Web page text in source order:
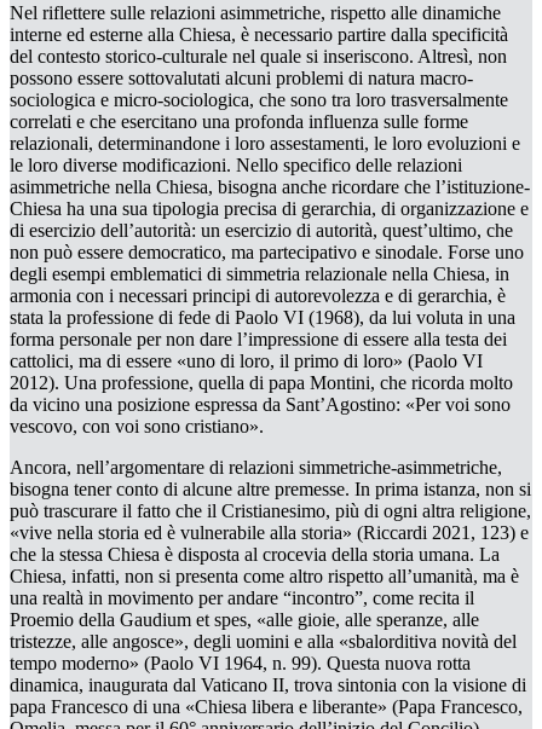
Nel riflettere sulle relazioni asimmetriche, rispetto alle dinamiche
interne ed esterne alla Chiesa, è necessario partire dalla specificità
del contesto storico-culturale nel quale si inseriscono. Altresì, non
possono essere sottovalutati alcuni problemi di natura macro-
sociologica e micro-sociologica, che sono tra loro trasversalmente
correlati e che esercitano una profonda influenza sulle forme
relazionali, determinandone i loro assestamenti, le loro evoluzioni e
le loro diverse modificazioni. Nello specifico delle relazioni
asimmetriche nella Chiesa, bisogna anche ricordare che l’istituzione-
Chiesa ha una sua tipologia precisa di gerarchia, di organizzazione e
di esercizio dell’autorità: un esercizio di autorità, quest’ultimo, che
non può essere democratico, ma partecipativo e sinodale. Forse uno
degli esempi emblematici di simmetria relazionale nella Chiesa, in
armonia con i necessari principi di autorevolezza e di gerarchia, è
stata la professione di fede di Paolo VI (1968), da lui voluta in una
forma personale per non dare l’impressione di essere alla testa dei
cattolici, ma di essere «uno di loro, il primo di loro» (Paolo VI
2012). Una professione, quella di papa Montini, che ricorda molto
da vicino una posizione espressa da Sant’Agostino: «Per voi sono
vescovo, con voi sono cristiano».
Ancora, nell’argomentare di relazioni simmetriche-asimmetriche,
bisogna tener conto di alcune altre premesse. In prima istanza, non si
può trascurare il fatto che il Cristianesimo, più di ogni altra religione,
«vive nella storia ed è vulnerabile alla storia» (Riccardi 2021, 123) e
che la stessa Chiesa è disposta al crocevia della storia umana. La
Chiesa, infatti, non si presenta come altro rispetto all’umanità, ma è
una realtà in movimento per andare “incontro”, come recita il
Proemio della Gaudium et spes, «alle gioie, alle speranze, alle
tristezze, alle angosce», degli uomini e alla «sbalorditiva novità del
tempo moderno» (Paolo VI 1964, n. 99). Questa nuova rotta
dinamica, inaugurata dal Vaticano II, trova sintonia con la visione di
papa Francesco di una «Chiesa libera e liberante» (Papa Francesco,